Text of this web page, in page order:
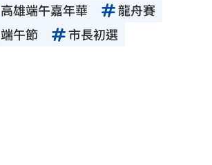
高雄端午嘉年華
龍舟賽
端午節 市長初選